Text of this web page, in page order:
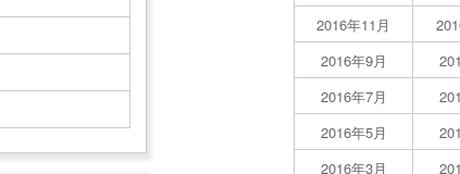
2016年11月
2016年9月
2016年7月
2016年5月
2016年3月